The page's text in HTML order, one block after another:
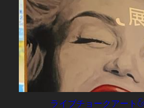
ライブチョークアート